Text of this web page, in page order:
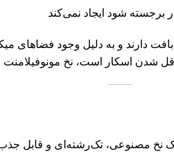
برجسته شود ایجاد نمی‌کند
دارند و به دلیل وجود فضاهای
شدن اسکار است، نخ مونوفیلامنت